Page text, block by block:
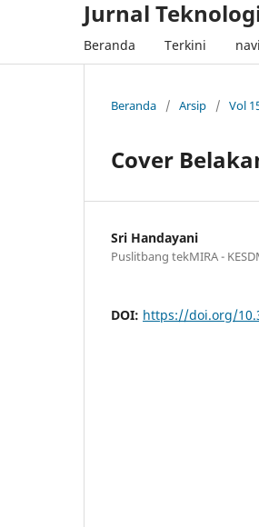
Jurnal
Beranda Terkini
Beranda / Arsip / Vol
Cover
Sri Handayani
Puslitbang tekMIRA -
DOI: https://doi.org/